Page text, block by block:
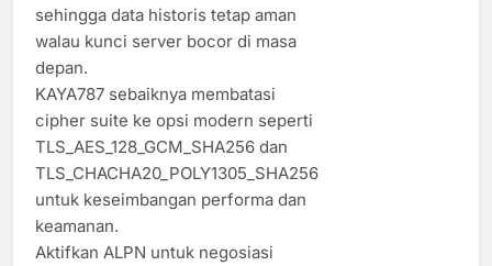
sehingga data historis tetap aman
walau kunci server bocor di masa
depan.
KAYA787 sebaiknya membatasi
cipher suite ke opsi modern seperti
TLS_AES_128_GCM_SHA256 dan
TLS_CHACHA20_POLY1305_SHA256
untuk keseimbangan performa dan
keamanan.
Aktifkan ALPN untuk negosiasi